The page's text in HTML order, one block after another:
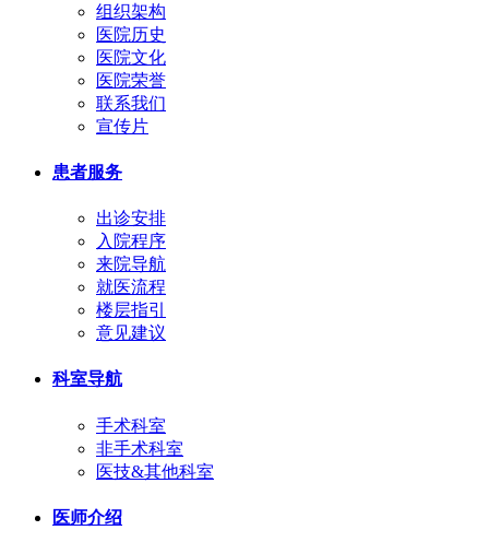
组织架构
医院历史
医院文化
医院荣誉
联系我们
宣传片
患者服务
出诊安排
入院程序
来院导航
就医流程
楼层指引
意见建议
科室导航
手术科室
非手术科室
医技&其他科室
医师介绍